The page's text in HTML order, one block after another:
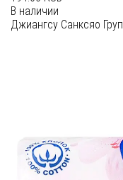
В наличии
Джиангсу Санксяо Груп